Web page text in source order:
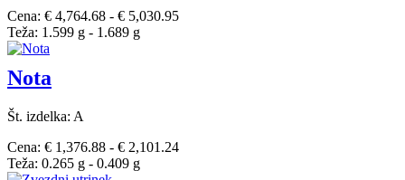
Cena: € 4,764.68 - € 5,030.95
Teža: 1.599 g - 1.689 g
Nota
Št. izdelka: A
Cena: € 1,376.88 - € 2,101.24
Teža: 0.265 g - 0.409 g